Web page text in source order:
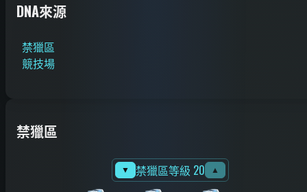
DNA來源
禁獵區
競技場
禁獵區
▼ 禁獵區等級 20 ▲